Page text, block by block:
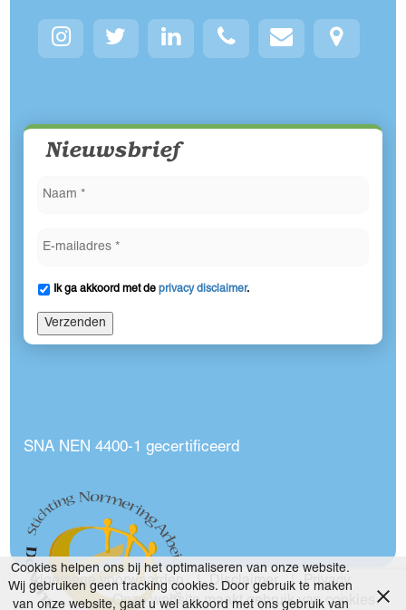
Nieuwsbrief
Ik ga akkoord met deprivacy disclaimer.
Verzenden
SNA NEN 4400-1 gecertificeerd
Algemene voorwaarden Disclaimer
Privacy
Onze website maakt gebruik van cookies.
Cookies helpen ons bij het optimaliseren van onze website.
Wij gebruiken geen tracking cookies. Door gebruik te maken
van onze website, gaat u wel akkoord met ons gebruik van